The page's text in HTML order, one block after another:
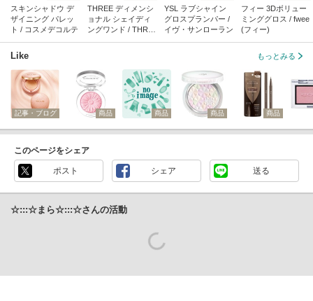
スキンシャドウ デ
ザイニング パレッ
ト / コスメデコルテ
THREE ディメンシ
ョナル シェイディ
ングワンド / THRE
YSL ラブシャイン
グロスプランパー /
イヴ・サンローラン
フィー 3Dボリュー
ミンググロス / fwee
(フィー)
Like もっとみる
記事・ブログ 商品 商品 商品 商品
このページをシェア
ポスト シェア 送る
☆:::☆まら☆:::☆さんの活動